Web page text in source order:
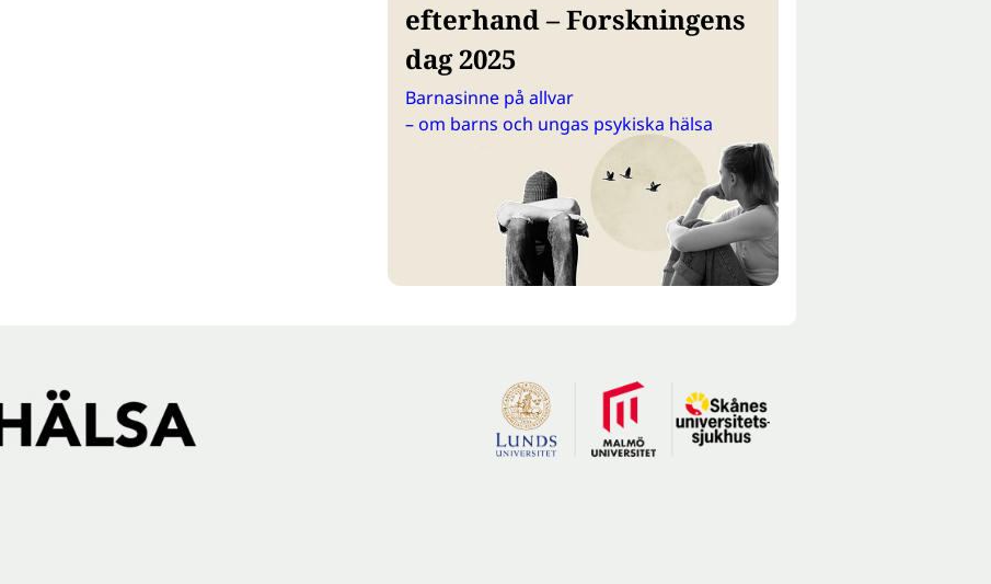
efterhand – Forskningens
dag 2025
Barnasinne på allvar
– om barns och ungas psykiska hälsa